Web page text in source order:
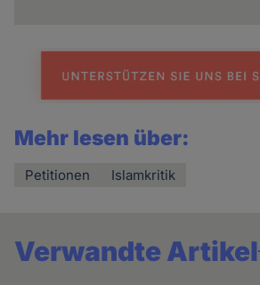
Mehr lesen über:
Petitionen Islamkritik
Verwandte Artikel